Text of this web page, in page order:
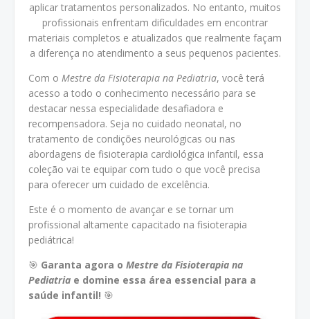
aplicar tratamentos personalizados. No entanto, muitos
profissionais enfrentam dificuldades em encontrar
materiais completos e atualizados que realmente façam
a diferença no atendimento a seus pequenos pacientes.
Com o Mestre da Fisioterapia na Pediatria, você terá
acesso a todo o conhecimento necessário para se
destacar nessa especialidade desafiadora e
recompensadora. Seja no cuidado neonatal, no
tratamento de condições neurológicas ou nas
abordagens de fisioterapia cardiológica infantil, essa
coleção vai te equipar com tudo o que você precisa
para oferecer um cuidado de excelência.
Este é o momento de avançar e se tornar um
profissional altamente capacitado na fisioterapia
pediátrica!
🎯 Garanta agora o Mestre da Fisioterapia na
Pediatria e domine essa área essencial para a
saúde infantil! 🎯